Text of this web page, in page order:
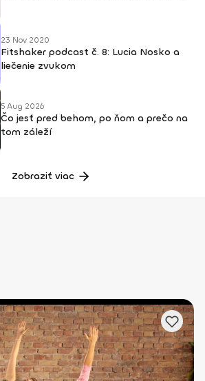
23 Nov 2020
Fitshaker podcast č. 8: Lucia Nosko a
liečenie zvukom
5 Aug 2026
Čo jesť pred behom, po ňom a prečo na
tom záleží
Zobraziť viac